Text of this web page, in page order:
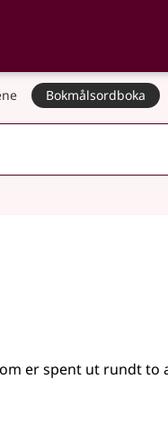
Bokmålsordboka
er spent ut rundt to